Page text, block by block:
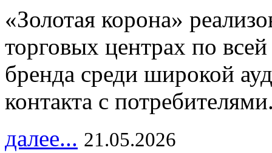
«Золотая корона»
торговых центрах по
бренда среди широкой
контакта с
далее... 21.05.2026